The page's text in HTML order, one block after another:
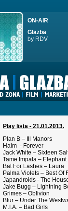
ON-AIR
Glazba
by RDV
Play lista - 21.01.2013.
Plan B – Ill Manors
Haim - Forever
Jack White – Sixteen
Tame Impala – Elephant
Bat For Lashes – Laura
Palma Violets – Best Of
Japandroids - The
Jake Bugg – Lightning
Grimes – Oblivion
Blur – Under The
M.I.A. – Bad Girls